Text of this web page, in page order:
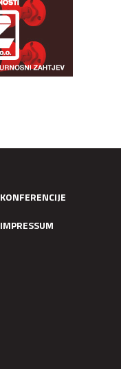
KONFERENCIJE
IMPRESSUM